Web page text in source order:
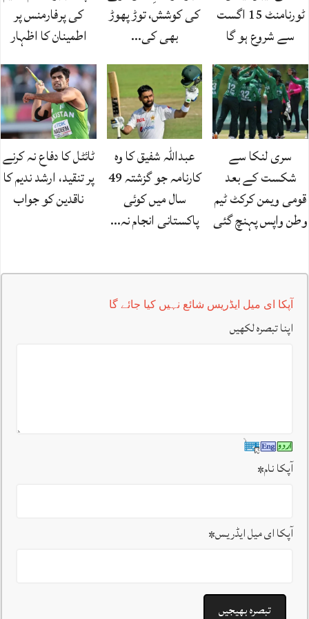
ٹورنامنٹ 15 اگست
سے شروع ہو گا
کی کوشش، توڑ پھوڑ
بھی کی…
کی پرفارمنس پر
اطمینان کا اظہار
سری لنکا سے
شکست کے بعد
قومی ویمن کرکٹ ٹیم
وطن واپس پہنچ گئی
عبداللہ شفیق کا وہ
کارنامہ جو گزشتہ 49
سال میں کوئی
پاکستانی انجام نہ…
ٹائٹل کا دفاع نہ کرنے
پر تنقید، ارشد ندیم کا
ناقدین کو جواب
آپکا ای میل ایڈریس شائع نہیں کیا جائے گا
اپنا تبصرہ لکھیں
آپکا نام*
آپکا ای میل ایڈریس*